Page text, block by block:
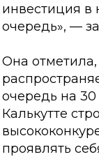
инвестиция в
очередь», —
Она
очередь на
Калькутте
проявлять